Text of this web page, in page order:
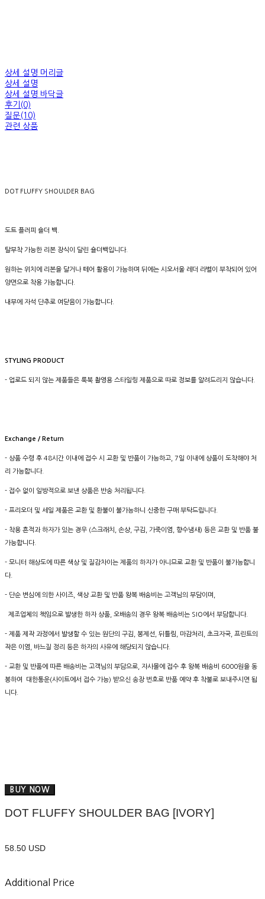
상세 설명 머리글
상세 설명
상세 설명 바닥글
후기(0)
질문(10)
관련 상품
DOT FLUFFY SHOULDER BAG
도트 플러피 숄더 백.
탈부착 가능한 리본 장식이 달린 숄더백입니다.
원하는 위치에 리본을 달거나 떼어 활용이 가능하며 뒤에는 시오서울 레더 라벨이 부착되어 있어
양면으로 착용 가능합니다.
내부에 자석 단추로 여닫음이 가능합니다.
STYLING PRODUCT
- 업로드 되지 않는 제품들은 룩북 촬영용 스타일링 제품으로 따로 정보를 알려드리지 않습니다.
Exchange / Return
- 상품 수령 후 48시간 이내에 접수 시 교환 및 반품이 가능하고, 7일 이내에 상품이 도착해야 처
리 가능합니다.
- 접수 없이 일방적으로 보낸 상품은 반송 처리됩니다.
- 프리오더 및 세일 제품은 교환 및 환불이 불가능하니 신중한 구매 부탁드립니다.
- 착용 흔적과 하자가 있는 경우 (스크래치, 손상, 구김, 가죽이염, 향수냄새) 등은 교환 및 반품 불
가능합니다.
- 모니터 해상도에 따른 색상 및 질감차이는 제품의 하자가 아니므로 교환 및 반품이 불가능합니
다.
- 단순 변심에 의한 사이즈, 색상 교환 및 반품 왕복 배송비는 고객님의 부담이며,
제조업체의 책임으로 발생한 하자 상품, 오배송의 경우 왕복 배송비는 SIO에서 부담합니다.
- 제품 제작 과정에서 발생할 수 있는 원단의 구김, 봉제선, 뒤틀림, 마감처리, 초크자국, 프린트의
작은 이염, 바느질 정리 등은 하자의 사유에 해당되지 않습니다.
- 교환 및 반품에 따른 배송비는 고객님의 부담으로, 자사몰에 접수 후 왕복 배송비 6000원을 동
봉하여 대한통운(사이트에서 접수 가능) 받으신 송장 번호로 반품 예약 후 착불로 보내주시면 됩
니다.
BUY NOW
DOT FLUFFY SHOULDER BAG [IVORY]
58.50 USD
Additional Price